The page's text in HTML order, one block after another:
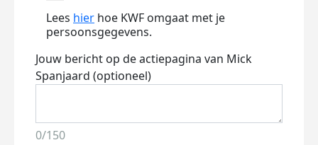
Lees hier hoe KWF omgaat met je
persoonsgegevens.
Jouw bericht op de actiepagina van Mick
Spanjaard (optioneel)
0/150